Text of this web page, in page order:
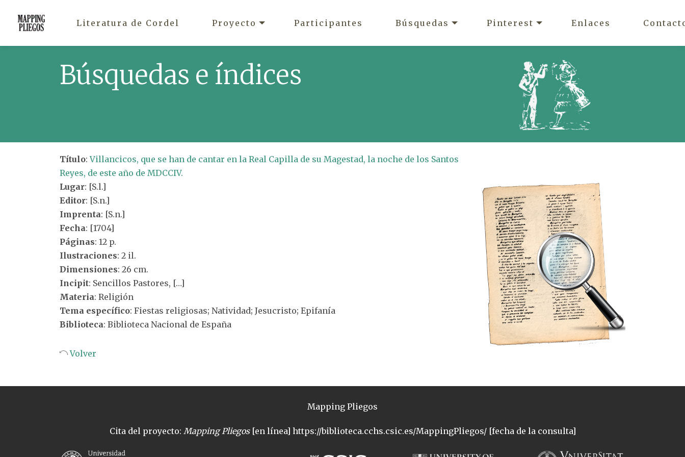
Literatura de Cordel Proyecto Participantes Búsquedas Pinterest Enlaces
Búsquedas e índices
Título:Villancicos, que se han de cantar en la Real Capilla de su Magestad, la noche de los Santos
Reyes, de este año de MDCCIV.
Lugar: [S.l.]
Editor: [S.n.]
Imprenta: [S.n.]
Fecha: [1704]
Páginas: 12 p.
Ilustraciones: 2 il.
Dimensiones: 26 cm.
Incipit: Sencillos Pastores, […]
Materia: Religión
Tema específico: Fiestas religiosas; Natividad; Jesucristo; Epifanía
Biblioteca: Biblioteca Nacional de España
Volver
Mapping Pliegos
Cita del proyecto: Mapping Pliegos[en línea] https://biblioteca.cchs.csic.es/MappingPliegos/ [fecha de la consulta]